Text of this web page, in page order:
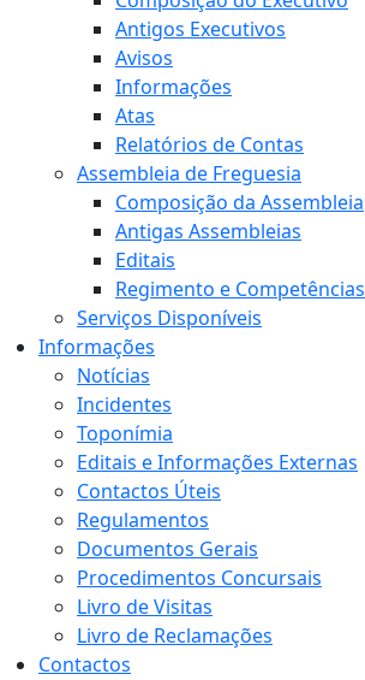
Antigos Executivos
Avisos
Informações
Atas
Relatórios de Contas
Assembleia de Freguesia
Composição da Assembleia
Antigas Assembleias
Editais
Regimento e Competências
Serviços Disponíveis
Informações
Notícias
Incidentes
Toponímia
Editais e Informações Externas
Contactos Úteis
Regulamentos
Documentos Gerais
Procedimentos Concursais
Livro de Visitas
Livro de Reclamações
Contactos